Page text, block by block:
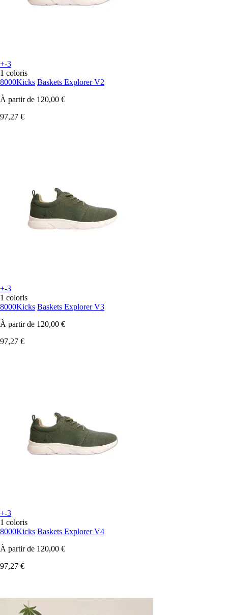
+-3
1 coloris
8000Kicks Baskets Explorer V2
À partir de 120,00 €
97,27 €
+-3
1 coloris
8000Kicks Baskets Explorer V3
À partir de 120,00 €
97,27 €
+-3
1 coloris
8000Kicks Baskets Explorer V4
À partir de 120,00 €
97,27 €